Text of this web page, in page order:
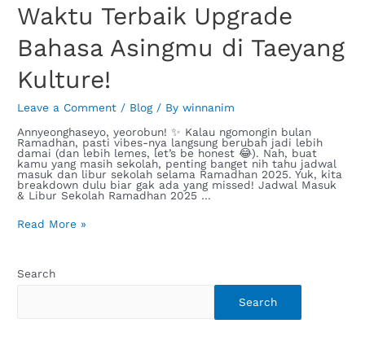
Waktu Terbaik Upgrade
Bahasa Asingmu di Taeyang
Kulture!
Leave a Comment / Blog/ Bywinnanim
Annyeonghaseyo, yeorobun! ✨ Kalau ngomongin bulan
Ramadhan, pasti vibes-nya langsung berubah jadi lebih
damai (dan lebih lemes, let’s be honest 😂). Nah, buat
kamu yang masih sekolah, penting banget nih tahu jadwal
masuk dan libur sekolah selama Ramadhan 2025. Yuk, kita
breakdown dulu biar gak ada yang missed! Jadwal Masuk
& Libur Sekolah Ramadhan 2025 …
Read More »
Search
Search